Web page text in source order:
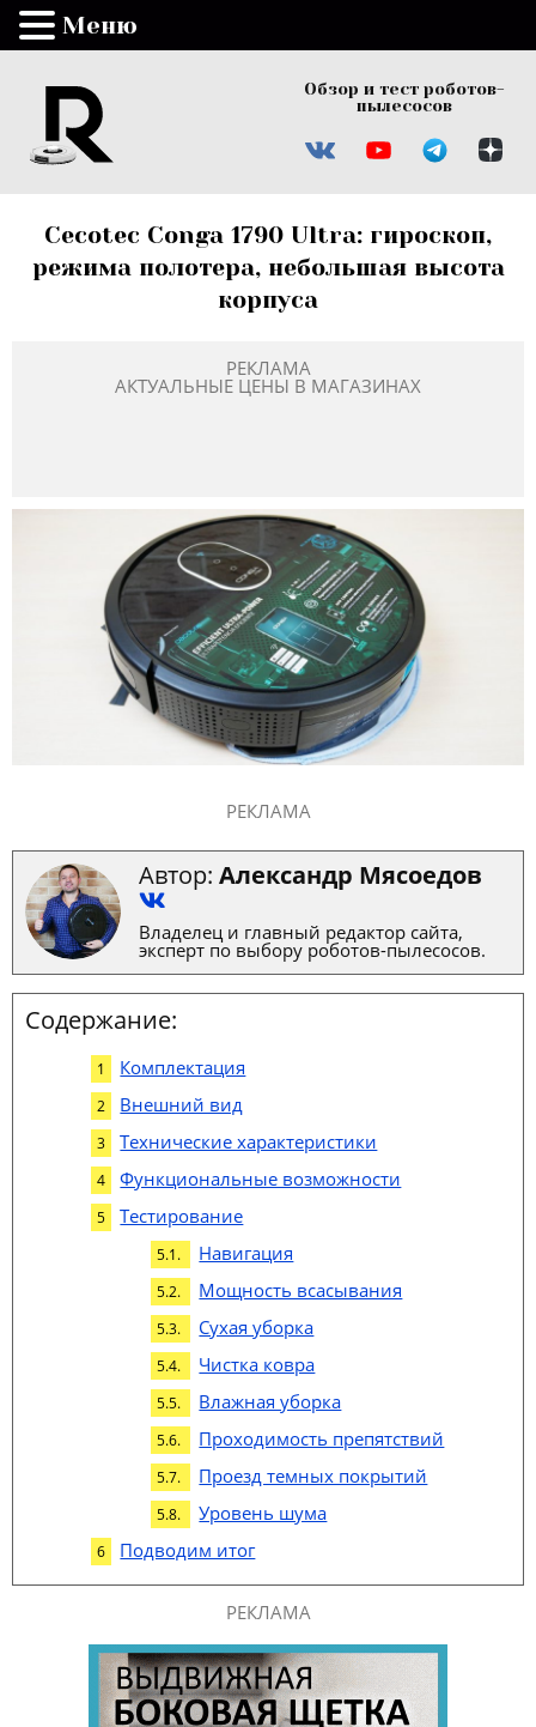
Обзор и тест роботов-
пылесосов
Cecotec Conga 1790 Ultra: гироскоп,
режима полотера, небольшая высота
корпуса
РЕКЛАМА
АКТУАЛЬНЫЕ ЦЕНЫ В МАГАЗИНАХ
РЕКЛАМА
Автор: Александр Мясоедов
Владелец и главный редактор сайта,
эксперт по выбору роботов-пылесосов.
Содержание:
Комплектация
Внешний вид
Технические характеристики
Функциональные возможности
Тестирование
Навигация
Мощность всасывания
Сухая уборка
Чистка ковра
Влажная уборка
Проходимость препятствий
Проезд темных покрытий
Уровень шума
Подводим итог
РЕКЛАМА
Меню